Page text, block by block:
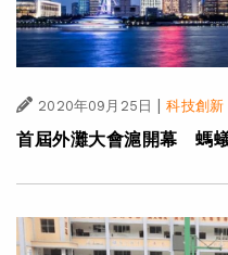
2020年09月25日 | 科技創新
首屆外灘大會滬開幕 螞